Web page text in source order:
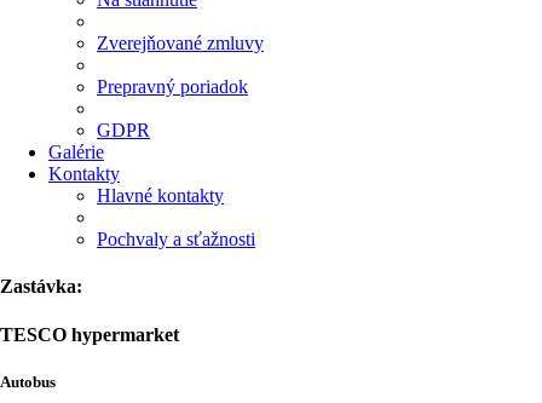
Zverejňované zmluvy
Prepravný poriadok
GDPR
Galérie
Kontakty
Hlavné kontakty
Pochvaly a sťažnosti
Zastávka:
TESCO hypermarket
Autobus